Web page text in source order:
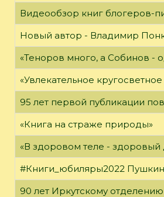
Видеообзор книг блогеров-
Новый автор - Владимир
«Теноров много, а Собинов -
«Увлекательное
95 лет первой публикации
«Книга на страже природы»
«В здоровом теле - здоровый
#Книги_юбиляры2022
90 лет Иркутскому